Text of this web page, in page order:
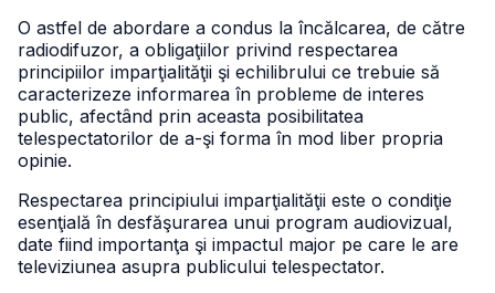
O astfel de abordare a condus la încălcarea, de către
radiodifuzor, a obligaţiilor privind respectarea
principiilor imparţialităţii şi echilibrului ce trebuie să
caracterizeze informarea în probleme de interes
public, afectând prin aceasta posibilitatea
telespectatorilor de a-şi forma în mod liber propria
opinie.
Respectarea principiului imparţialităţii este o condiţie
esenţială în desfăşurarea unui program audiovizual,
date fiind importanţa şi impactul major pe care le are
televiziunea asupra publicului telespectator.